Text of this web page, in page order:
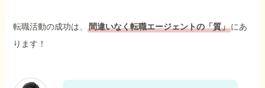
転職活動の成功は、間違いなく転職エージェントの「質」にあ
ります！